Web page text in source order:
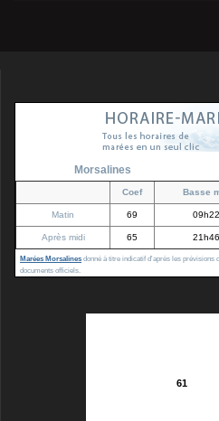
Morsalines
Coef Basse
Matin 69 09h22
Après midi 65 21h46
Marées Morsalines donné à titre indicatif d'après les prévisions
documents officiels.